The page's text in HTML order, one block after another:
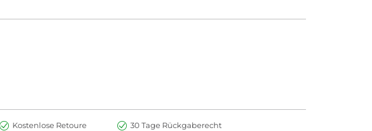
Kostenlose Retoure 30 Tage Rückgaberecht